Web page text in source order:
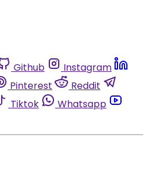
Github
Instagram
Pinterest
Reddit
Tiktok
Whatsapp